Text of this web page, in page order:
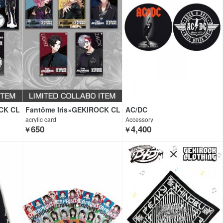
CL Fantôme Iris×GEKIROCK CL
OTHING
acrylic card
￥650
AC/DC
Accessory
￥4,400